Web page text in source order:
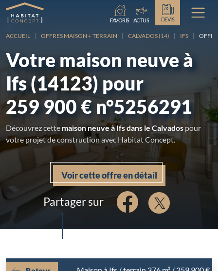
Chargement...
FAVORIS
ACTUS DEVIS
ACCUEIL OFFRES MAISON + TERRAIN CALVADOS (14) IFS
Votre maison neuve à
Ifs (14123) pour
259 900 € n°5256291
Découvrez cette maison neuve à Ifs dans le Calvados pour
votre projet de construction avec Habitat Concept.
Voir cette offre en détail
Partager sur